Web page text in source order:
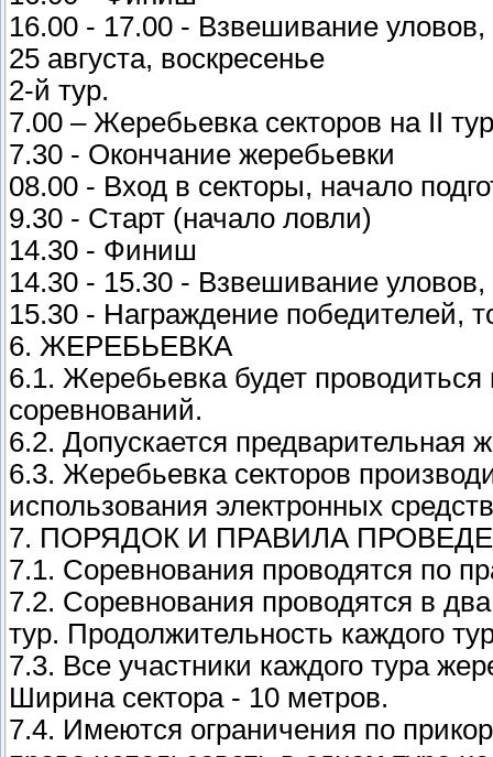
16.00 - 17.00 - Взвешивание уловов,
25 августа, воскресенье
2-й тур.
7.00 – Жеребьевка секторов на II тур
7.30 - Окончание жеребьевки
08.00 - Вход в секторы, начало
9.30 - Старт (начало ловли)
14.30 - Финиш
14.30 - 15.30 - Взвешивание уловов,
15.30 - Награждение победителей,
6. ЖЕРЕБЬЕВКА
6.1. Жеребьевка будет
соревнований.
6.2. Допускается предварительная
6.3. Жеребьевка секторов
использования электронных
7. ПОРЯДОК И ПРАВИЛА
7.1. Соревнования проводятся по
7.2. Соревнования проводятся в
тур. Продолжительность каждого
7.3. Все участники каждого тура
Ширина сектора - 10 метров.
7.4. Имеются ограничения по